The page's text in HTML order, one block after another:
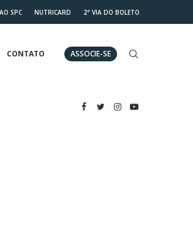
SPC NUTRICARD 2ª VIA DO BOLETO
CONTATO ASSOCIE-SE